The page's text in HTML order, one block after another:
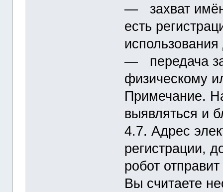
― захват имён
есть
― передача
физическому
Примечание.
выявляться и
4.7. Адрес
регистрации,
робот
Вы считаете